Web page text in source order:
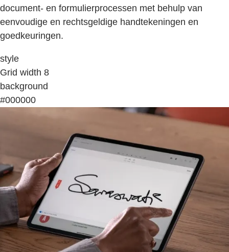
document- en formulierprocessen met behulp van
eenvoudige en rechtsgeldige handtekeningen en
goedkeuringen.
style
Grid width 8
background
#000000